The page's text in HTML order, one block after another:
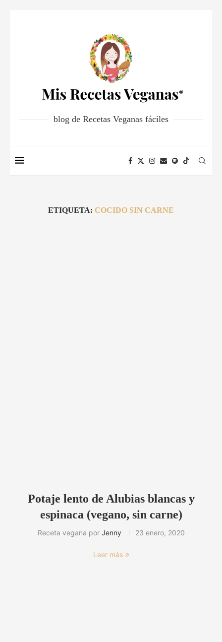
blog de Recetas Veganas fáciles
ETIQUETA: COCIDO SIN CARNE
Potaje lento de Alubias blancas y
espinaca (vegano, sin carne)
Receta vegana por Jenny 23 enero, 2020
Leer más